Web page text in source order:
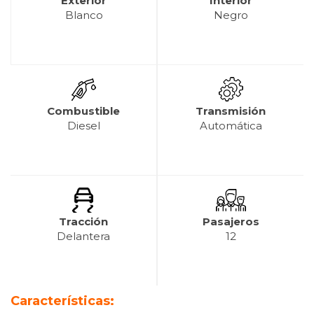
Blanco
Negro
Combustible
Diesel
Transmisión
Automática
Tracción
Delantera
Pasajeros
12
Características: